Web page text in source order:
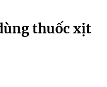
Infographic
thuốc xịt